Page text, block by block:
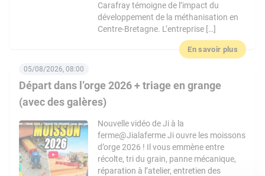
Carafray témoigne de l’impact du
développement de la méthanisation en
Centre-Bretagne. L’entreprise […]
En savoir plus
Départ dans l’orge 2026 + triage en grange
(avec des galères)
05/08/2026, 08:00
Nouvelle vidéo de Ji à la
ferme@Jialaferme Ji ouvre les moissons
d’orge 2026 ! Il vous emmène entre
récolte, tri du grain, panne mécanique,
réparation à l’atelier, entretien des